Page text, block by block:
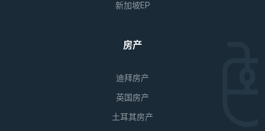
新加坡EP
房产
迪拜房产
英国房产
土耳其房产